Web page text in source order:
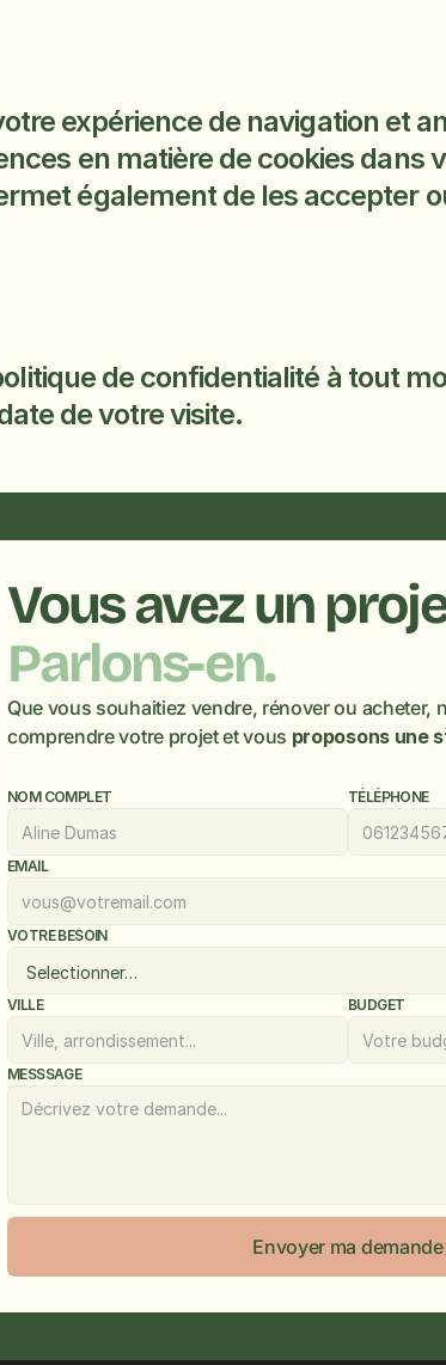
expérience de navigation et
en matière de cookies dans
également de les accepter
de confidentialité à tout
de votre visite.
Parlons-en.
Que vous souhaitiez vendre, rénover ou acheter,
comprendre votre projet et vous proposons une
NOM COMPLET TÉLÉPHONE
EMAIL
VOTRE BESOIN
VILLE BUDGET
MESSSAGE
Envoyer ma demande